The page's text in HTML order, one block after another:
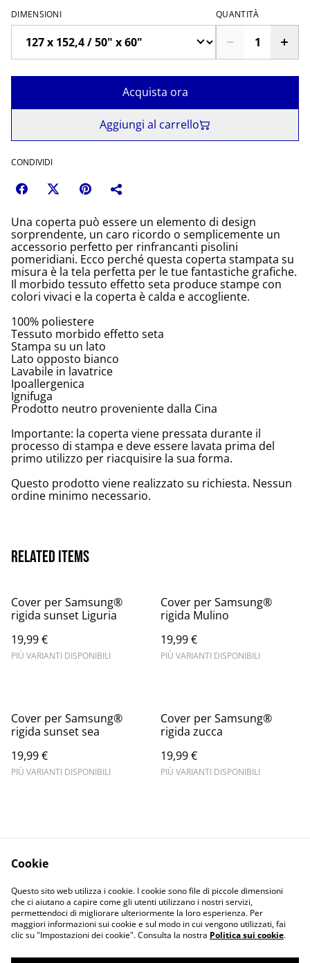
DIMENSIONI QUANTITÀ
Acquista ora
Aggiungi al carrello
CONDIVIDI
Una coperta può essere un elemento di design
sorprendente, un caro ricordo o semplicemente un
accessorio perfetto per rinfrancanti pisolini
pomeridiani. Ecco perché questa coperta stampata su
misura è la tela perfetta per le tue fantastiche grafiche.
Il morbido tessuto effetto seta produce stampe con
colori vivaci e la coperta è calda e accogliente.
100% poliestere
Tessuto morbido effetto seta
Stampa su un lato
Lato opposto bianco
Lavabile in lavatrice
Ipoallergenica
Ignifuga
Prodotto neutro proveniente dalla Cina
Importante: la coperta viene pressata durante il
processo di stampa e deve essere lavata prima del
primo utilizzo per riacquisire la sua forma.
Questo prodotto viene realizzato su richiesta. Nessun
ordine minimo necessario.
Related items
Cover per Samsung®
rigida sunset Liguria
19,99 €
PIÙ VARIANTI DISPONIBILI
Cover per Samsung®
rigida Mulino
19,99 €
PIÙ VARIANTI DISPONIBILI
Cover per Samsung®
rigida sunset sea
19,99 €
PIÙ VARIANTI DISPONIBILI
Cover per Samsung®
rigida zucca
19,99 €
PIÙ VARIANTI DISPONIBILI
Informativa sulla
privacy
Terms and
conditions
Cookie
Questo sito web utilizza i cookie. I cookie sono file di piccole dimensioni
che ci aiutano a capire come gli utenti utilizzano i nostri servizi,
permettendoci di migliorare ulteriormente la loro esperienza. Per
maggiori informazioni sui cookie e sul modo in cui vengono utilizzati, fai
clic su "Impostazioni dei cookie". Consulta la nostra Politica sui cookie.